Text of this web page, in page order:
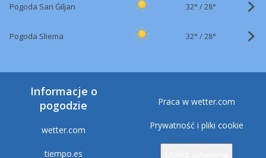
Pogoda San Ġiljan 32° /28°
Pogoda Sliema 32° /28°
Informacje o
pogodzie
wetter.com
tiempo.es
Praca w wetter.com
Prywatność i pliki cookie